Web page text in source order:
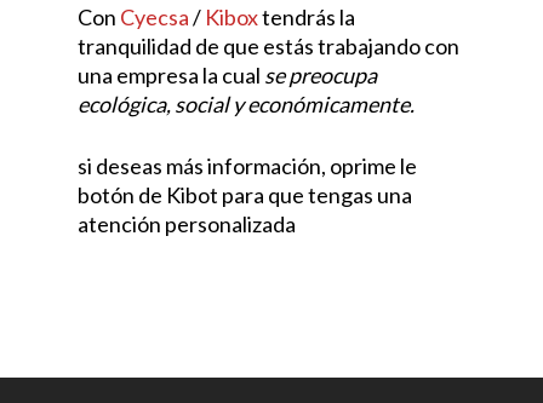
Con Cyecsa/ Kiboxtendrás la
tranquilidad de que estás trabajando con
una empresa la cual se preocupa
ecológica, social y económicamente.
si deseas más información, oprime le
botón de Kibot para que tengas una
atención personalizada